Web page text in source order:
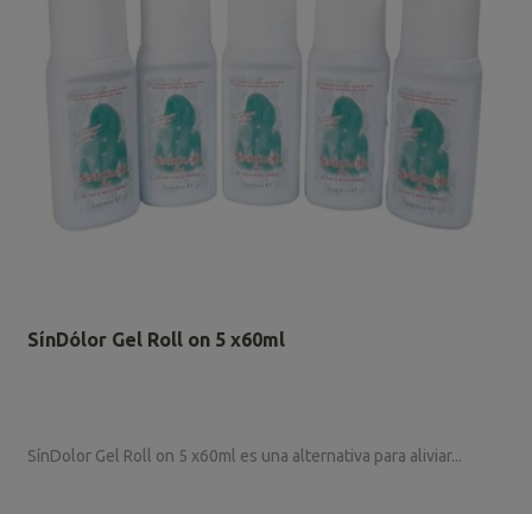
SínDólor Gel Roll on 5 x60ml
SínDolor Gel Roll on 5 x60ml es una alternativa para aliviar...